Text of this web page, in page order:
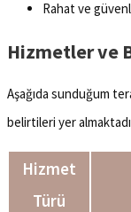
Rahat ve
Hizmetler ve
Aşağıda sunduğum
belirtileri yer
Hizmet
Türü